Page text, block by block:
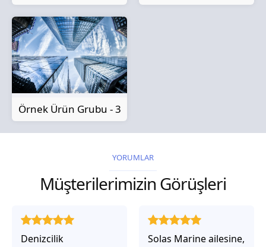
Örnek Ürün Grubu - 3
YORUMLAR
Müşterilerimizin Görüşleri
Solas Marine ailesine,
Solas Marine ile